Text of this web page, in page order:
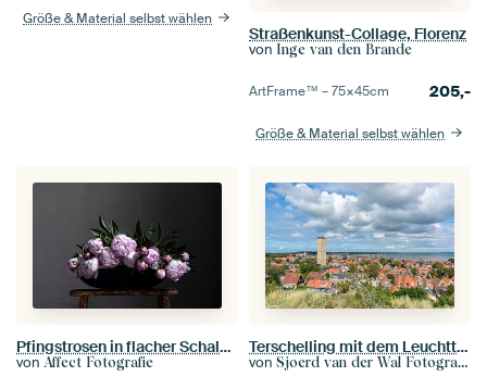
Größe & Material selbst wählen
Straßenkunst-Collage, Florenz
von Inge van den Brande
ArtFrame™ –75×45cm 205,-
Größe & Material selbst wählen
Pfingstrosen in flacher Schale auf roter Bank
von Affect Fotografie
Terschelling mit dem Leuchtturm von Brandaris
von Sjoerd van der Wal Fotografie